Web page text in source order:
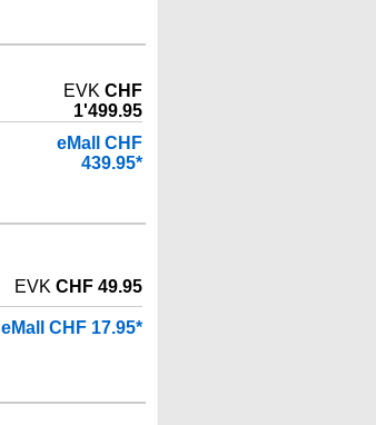
EVK CHF
1'499.95
eMall CHF
439.95*
EVK CHF 49.95
eMall CHF 17.95*